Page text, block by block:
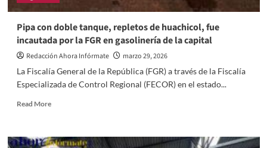
Pipa con doble tanque, repletos de huachicol, fue
incautada por la FGR en gasolinería de la capital
Redacción Ahora Infórmate
marzo 29, 2026
La Fiscalía General de la República (FGR) a través de la Fiscalía
Especializada de Control Regional (FECOR) en el estado...
Read MoreRead
Pipa